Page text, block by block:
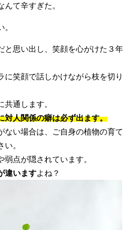
んて辛すぎた。
。
と思い出し、笑顔を心がけた３年
に笑顔で話しかけながら枝を切り
共通します。
対人関係の癖は必ず出ます。
ない場合は、ご自身の植物の育て
い。
弱点が隠されています。
違います よね？